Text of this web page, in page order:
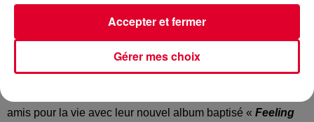
Crédit :Jabberwocky
amis pour la vie avec leur nouvel album baptisé « Feeling
Gérer mes choix
Accepter et fermer